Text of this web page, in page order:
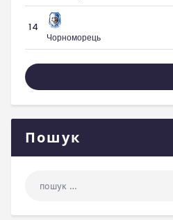
14
Чорноморець
Пошук